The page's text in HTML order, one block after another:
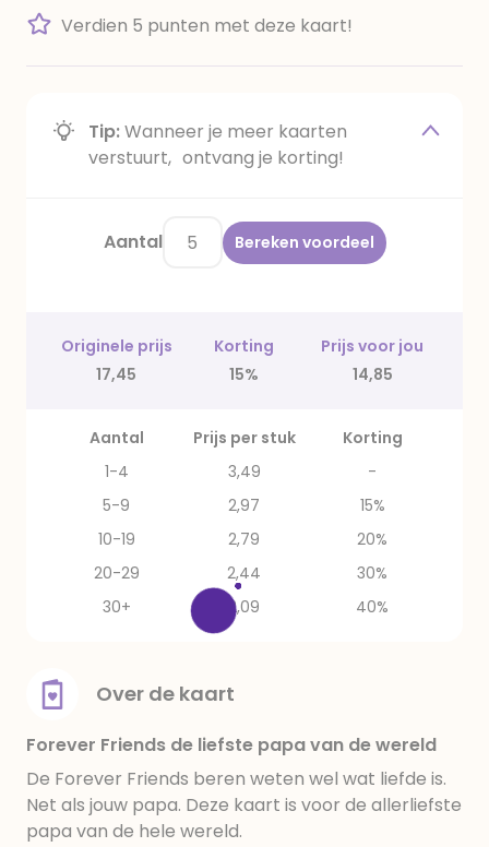
Verdien 5 punten met deze kaart!
Tip:Wanneer je meer kaarten
verstuurt, ontvang je korting!
Aantal Bereken voordeel
Originele prijs Korting
Prijs voor jou
17,45
15% 14,85
Aantal Prijs per stuk
Korting
1-4
3,49
-
5-9
2,97
15%
10-19
2,79
20%
20-29
2,44
30%
30+
2,09 40%
Over de kaart
Forever Friends de liefste papa van de wereld
De Forever Friends beren weten wel wat liefde is.
Net als jouw papa. Deze kaart is voor de allerliefste
papa van de hele wereld.